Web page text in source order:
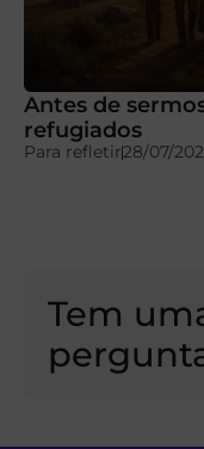
Antes de
refugiados
Para refletir28/07/
Tem